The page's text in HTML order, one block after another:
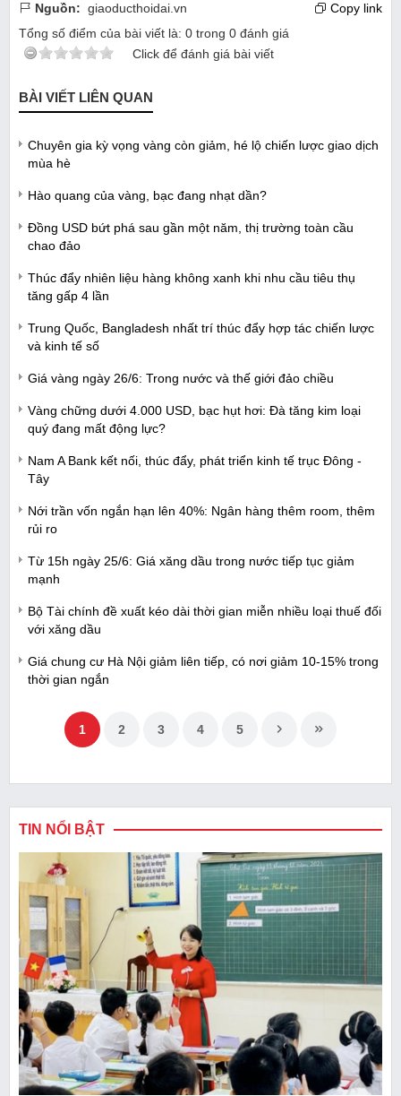
Nguồn: giaoducthoidai.vn
Copy link
Tổng số điểm của bài viết là: 0 trong 0 đánh giá
Click để đánh giá bài viết
BÀI VIẾT LIÊN QUAN
Chuyên gia kỳ vọng vàng còn giảm, hé lộ chiến lược giao dịch
mùa hè
Hào quang của vàng, bạc đang nhạt dần?
Đồng USD bứt phá sau gần một năm, thị trường toàn cầu
chao đảo
Thúc đẩy nhiên liệu hàng không xanh khi nhu cầu tiêu thụ
tăng gấp 4 lần
Trung Quốc, Bangladesh nhất trí thúc đẩy hợp tác chiến lược
và kinh tế số
Giá vàng ngày 26/6: Trong nước và thế giới đảo chiều
Vàng chững dưới 4.000 USD, bạc hụt hơi: Đà tăng kim loại
quý đang mất động lực?
Nam A Bank kết nối, thúc đẩy, phát triển kinh tế trục Đông -
Tây
Nới trần vốn ngắn hạn lên 40%: Ngân hàng thêm room, thêm
rủi ro
Từ 15h ngày 25/6: Giá xăng dầu trong nước tiếp tục giảm
mạnh
Bộ Tài chính đề xuất kéo dài thời gian miễn nhiều loại thuế đối
với xăng dầu
Giá chung cư Hà Nội giảm liên tiếp, có nơi giảm 10-15% trong
thời gian ngắn
1 2 3 4 5
TIN NỔI BẬT